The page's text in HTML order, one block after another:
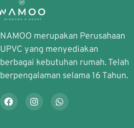
NAMOO merupakan Perusahaan
UPVC yang menyediakan
berbagai kebutuhan rumah. Telah
berpengalaman selama 16 Tahun.